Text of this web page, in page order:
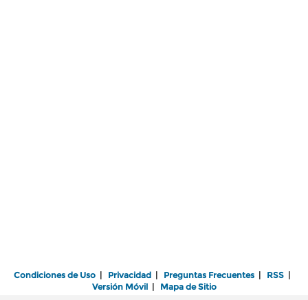
Condiciones de Uso | Privacidad | Preguntas Frecuentes | RSS |
Versión Móvil| Mapa de Sitio